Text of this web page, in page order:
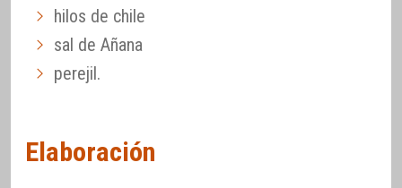
hilos de chile
sal de Añana
perejil.
Elaboración